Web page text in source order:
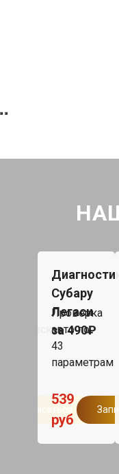
Записаться
Субару
Легаси
за 490₽
Проверка
авто по
43
параметрам
539
руб